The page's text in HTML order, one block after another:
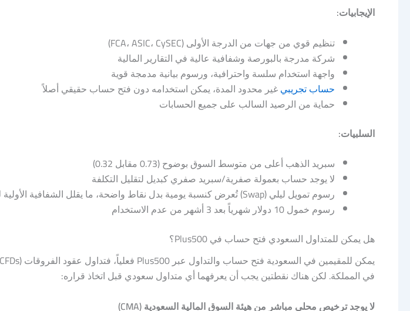
الإيجابيات:
تنظيم قوي من جهات من الدرجة الأولى (FCA، ASIC، CySEC)
شركة مدرجة بالبورصة وشفافية عالية في التقارير المالية
واجهة استخدام سلسة واحترافية، ورسوم بيانية مدمجة قوية
حساب تجريبيغير محدود المدة، يمكن استخدامه دون فتح حساب حقيقي أصلاً
حماية من الرصيد السالب على جميع الحسابات
السلبيات:
سبريد الذهب أعلى من متوسط السوق بوضوح (0.73 مقابل 0.32)
لا يوجد حساب بعمولة صفرية/سبريد صفري كبديل لتقليل التكلفة
رسوم تمويل ليلي (Swap) تُعرض كنسبة يومية بدل نقاط واضحة، ما يقلل الشفافية الأولية للتكلفة
رسوم خمول 10 دولار شهرياً بعد 3 أشهر من عدم الاستخدام
هل يمكن للمتداول السعودي فتح حساب في Plus500؟
في المملكة. لكن هناك نقطتين يجب أن يعرفهما أي متداول سعودي قبل اتخاذ قراره:
لا يوجد ترخيص محلي مباشر من هيئة السوق المالية السعودية (CMA)